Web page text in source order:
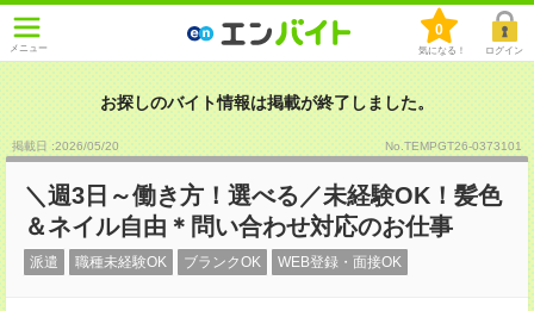
メニュー
0
気になる！ ログイン
お探しのバイト情報は掲載が終了しました。
掲載日 :2026/05/20 No.TEMPGT26-0373101
＼週3日～働き方！選べる／未経験OK！髪色
＆ネイル自由＊問い合わせ対応のお仕事
派遣 職種未経験OK ブランクOK WEB登録・面接OK